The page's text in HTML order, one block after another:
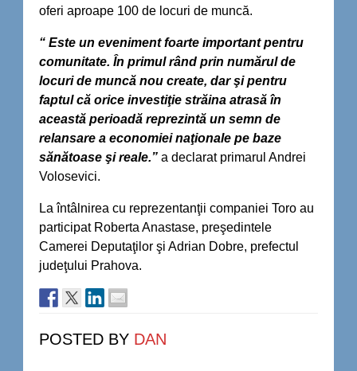
oferi aproape 100 de locuri de muncă.
“ Este un eveniment foarte important pentru
comunitate. În primul rând prin numărul de
locuri de muncă nou create, dar şi pentru
faptul că orice investiţie străina atrasă în
această perioadă reprezintă un semn de
relansare a economiei naţionale pe baze
sănătoase şi reale.” a declarat primarul Andrei
Volosevici.
La întâlnirea cu reprezentanţii companiei Toro au
participat Roberta Anastase, preşedintele
Camerei Deputaţilor şi Adrian Dobre, prefectul
judeţului Prahova.
POSTED BY DAN